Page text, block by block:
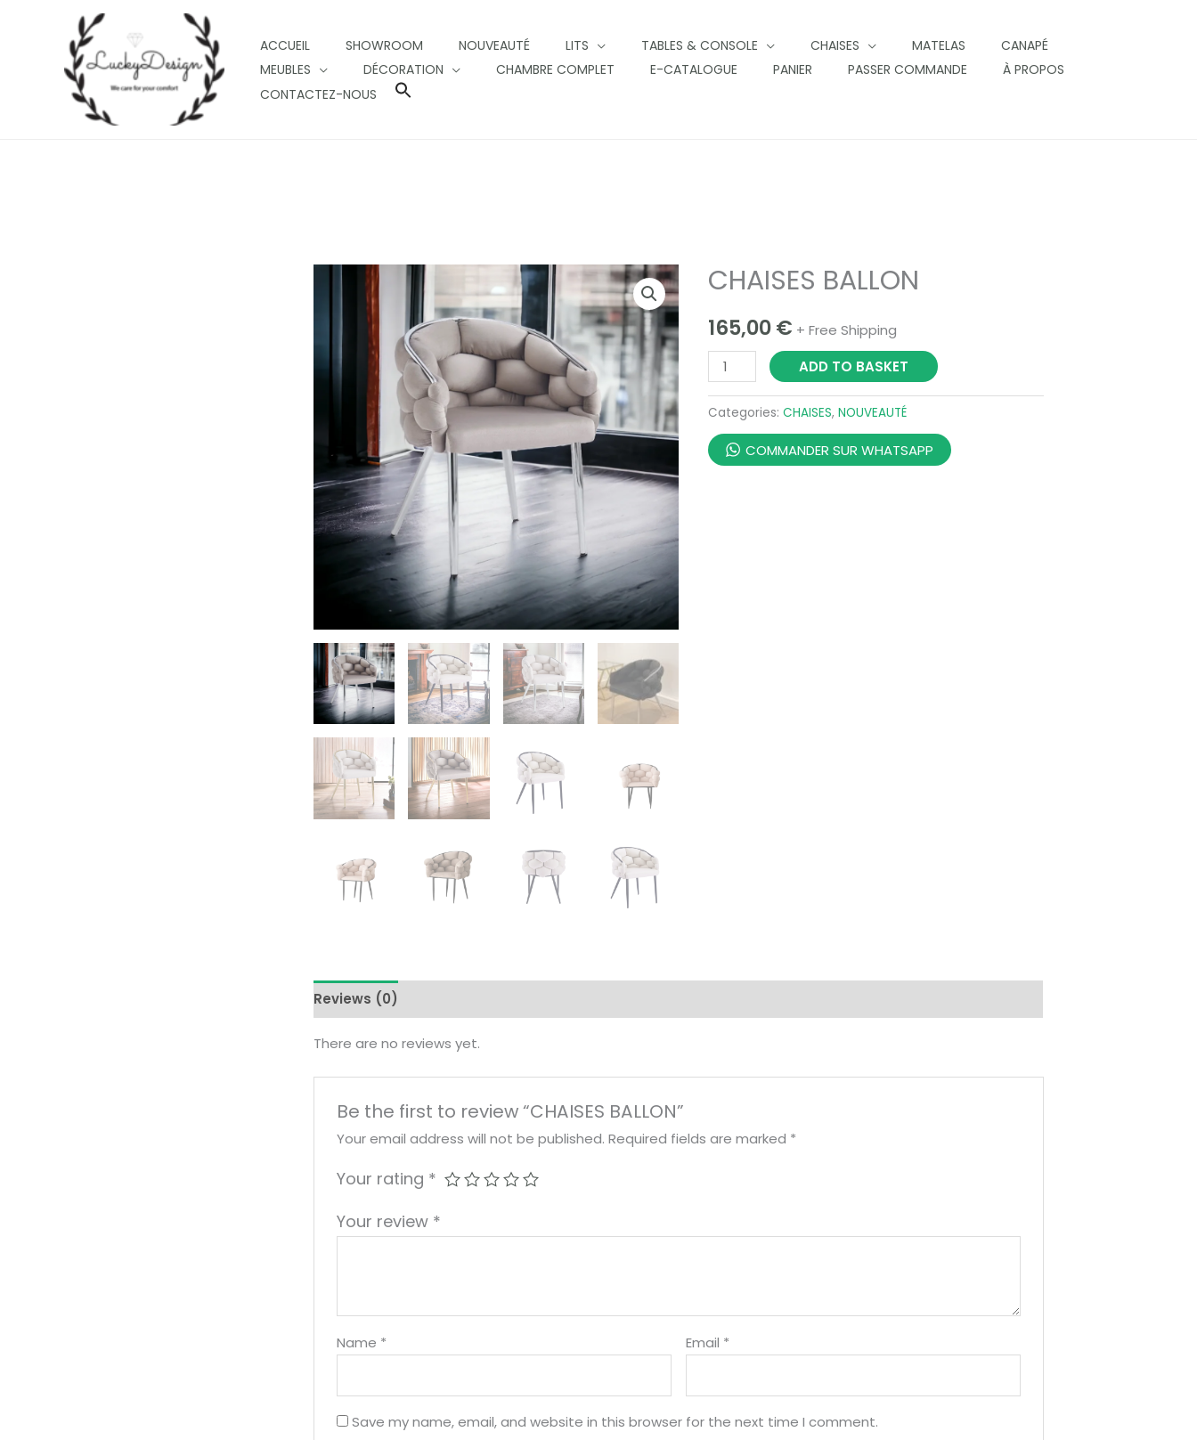
ACCUEIL SHOWROOM NOUVEAUTÉ LITS TABLES & CONSOLE CHAISES MATELAS
CANAPÉ
MEUBLES
DÉCORATION CHAMBRE COMPLET E-CATALOGUE PANIER PASSER COMMANDE
À PROPOS
CONTACTEZ-NOUS
CHAISES BALLON
165,00€ + Free Shipping
CHAISES
quantity
ADD TO BASKET
Categories: CHAISES, NOUVEAUTÉ
COMMANDER SUR WHATSAPP
Reviews (0)
There are no reviews yet.
Be the first to review “CHAISES BALLON”
Your email address will not be published. Required fields are marked *
Your rating *
Your review *
Name * Email *
Save my name, email, and website in this browser for the next time I comment.